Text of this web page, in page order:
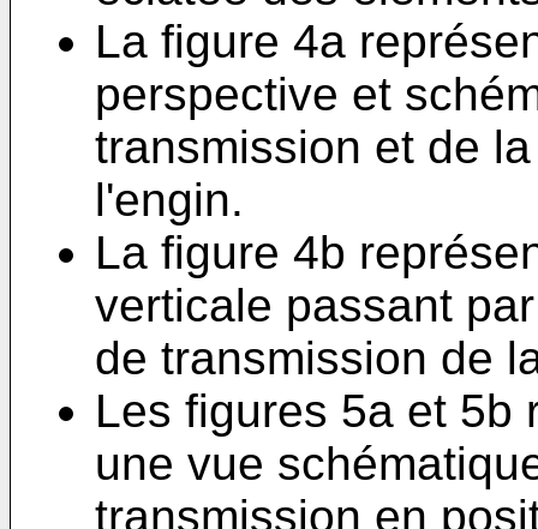
La figure 4a
perspective et
transmission et de
l'engin.
La figure 4b
verticale passant
de transmission de
Les figures 5a et 5b
une vue
transmission en